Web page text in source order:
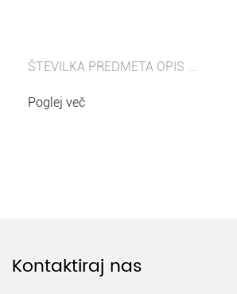
ŠTEVILKA PREDMETA OPIS ...
Poglej več
Kontaktiraj nas